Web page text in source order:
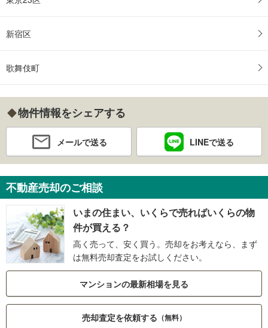
新宿区
歌舞伎町
物件情報をシェアする
メールで送る LINEで送る
不動産売却のご相談
いまの住まい、いくらで売ればいくらの物
件が買える？
高く売って、安く買う。売却をお考えなら、まず
は無料売却査定をお試しください。
マンションの最新相場を見る
売却査定を依頼する （無料）